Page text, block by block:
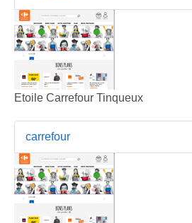
Etoile Carrefour Tinqueux
carrefour